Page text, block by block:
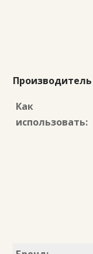
Производитель
Как
использовать: